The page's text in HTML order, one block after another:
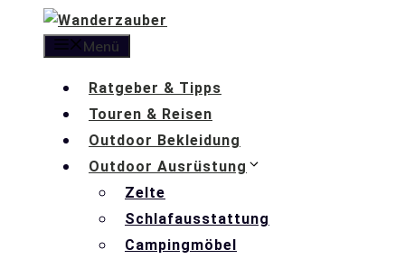
Menü
Ratgeber & Tipps
Touren & Reisen
Outdoor Bekleidung
Outdoor Ausrüstung
Zelte
Schlafausstattung
Campingmöbel